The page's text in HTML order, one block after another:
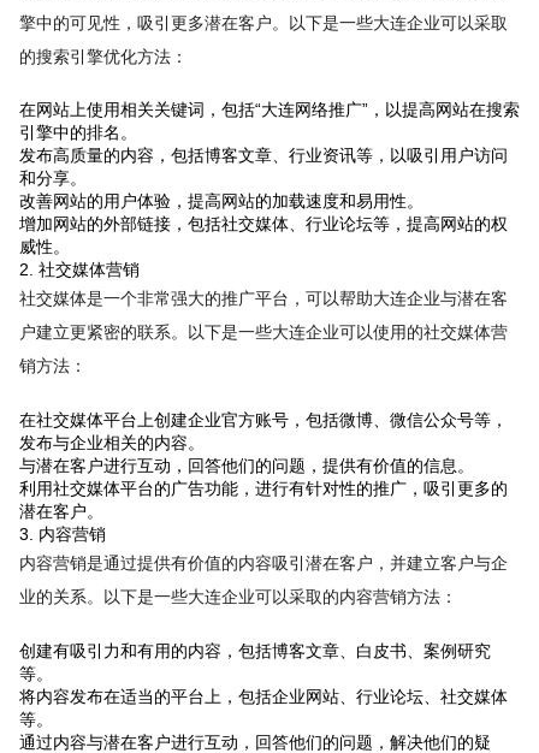
擎中的可见性，吸引更多潜在客户。以下是一些大连企业可以采取
的搜索引擎优化方法：
在网站上使用相关关键词，包括“大连网络推广”，以提高网站在搜索
引擎中的排名。
发布高质量的内容，包括博客文章、行业资讯等，以吸引用户访问
和分享。
改善网站的用户体验，提高网站的加载速度和易用性。
增加网站的外部链接，包括社交媒体、行业论坛等，提高网站的权
威性。
2. 社交媒体营销
社交媒体是一个非常强大的推广平台，可以帮助大连企业与潜在客
户建立更紧密的联系。以下是一些大连企业可以使用的社交媒体营
销方法：
在社交媒体平台上创建企业官方账号，包括微博、微信公众号等，
发布与企业相关的内容。
与潜在客户进行互动，回答他们的问题，提供有价值的信息。
利用社交媒体平台的广告功能，进行有针对性的推广，吸引更多的
潜在客户。
3. 内容营销
内容营销是通过提供有价值的内容吸引潜在客户，并建立客户与企
业的关系。以下是一些大连企业可以采取的内容营销方法：
创建有吸引力和有用的内容，包括博客文章、白皮书、案例研究
等。
将内容发布在适当的平台上，包括企业网站、行业论坛、社交媒体
等。
通过内容与潜在客户进行互动，回答他们的问题，解决他们的疑